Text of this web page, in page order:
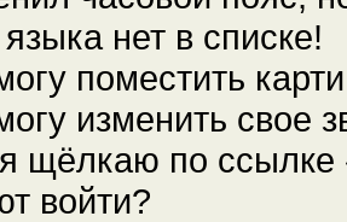
нет в списке!
поместить
изменить свое
щёлкаю по ссылке
войти?